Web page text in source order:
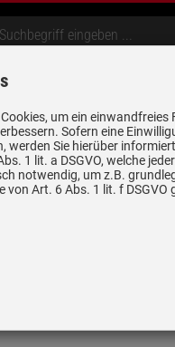
Keramikspülen
Steam - 3325
um ein
Sofern eine
werden Sie hierüber
1 lit. a DSGVO, welche
notwendig, um z.B.
von Art. 6 Abs. 1 lit. f